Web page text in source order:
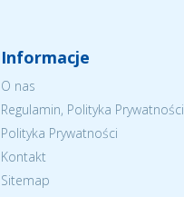
Informacje
O nas
Regulamin, Polityka Prywatności
Polityka Prywatności
Kontakt
Sitemap